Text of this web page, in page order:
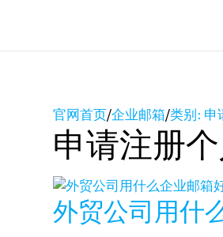
官网首页/企业邮箱/类别: 申
申请注册
外贸公司用什